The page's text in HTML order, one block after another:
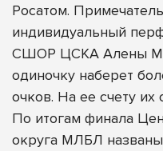
Росатом.
индивидуальный
СШОР ЦСКА Алены
одиночку наберет
очков. На ее счету их
По итогам финала
округа МЛБЛ